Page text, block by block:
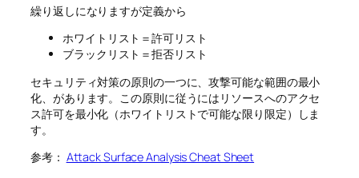
繰り返しになりますが定義から
ホワイトリスト＝許可リスト
ブラックリスト＝拒否リスト
セキュリティ対策の原則の一つに、攻撃可能な範囲の最小
化、があります。この原則に従うにはリソースへのアクセ
ス許可を最小化（ホワイトリストで可能な限り限定）しま
す。
参考： Attack Surface Analysis Cheat Sheet